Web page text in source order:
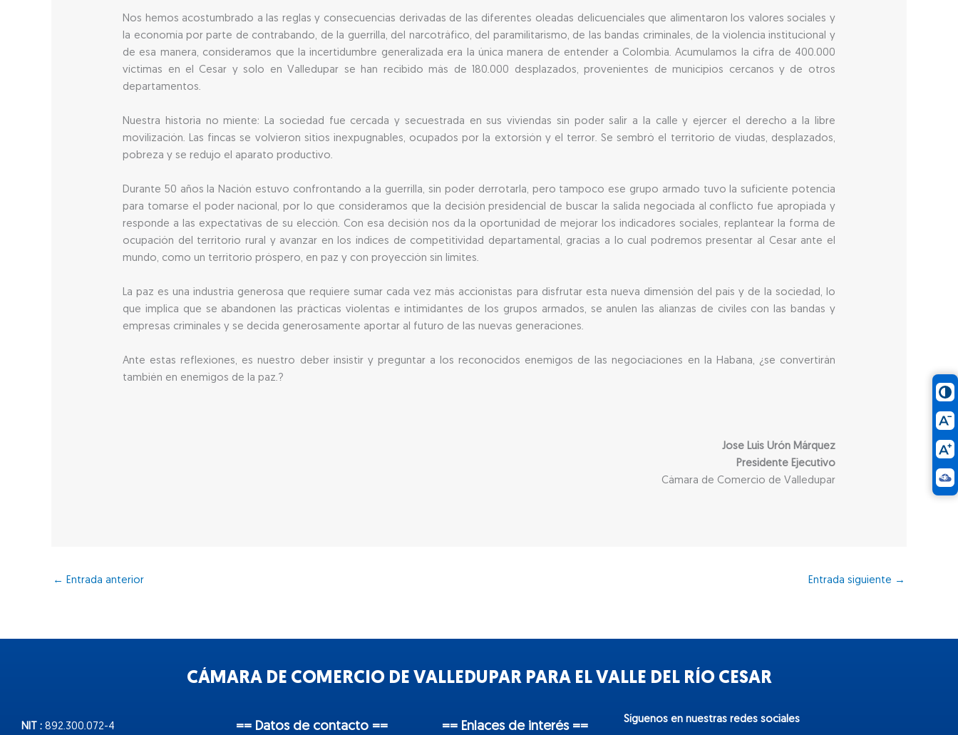
Nos hemos acostumbrado a las reglas y consecuencias derivadas de las diferentes oleadas delicuenciales que alimentaron los valores sociales y
la economía por parte de contrabando, de la guerrilla, del narcotráfico, del paramilitarismo, de las bandas criminales, de la violencia institucional y
de esa manera, consideramos que la incertidumbre generalizada era la única manera de entender a Colombia. Acumulamos la cifra de 400.000
víctimas en el Cesar y solo en Valledupar se han recibido más de 180.000 desplazados, provenientes de municipios cercanos y de otros
departamentos.
Nuestra historia no miente: La sociedad fue cercada y secuestrada en sus viviendas sin poder salir a la calle y ejercer el derecho a la libre
movilización. Las fincas se volvieron sitios inexpugnables, ocupados por la extorsión y el terror. Se sembró el territorio de viudas, desplazados,
pobreza y se redujo el aparato productivo.
Durante 50 años la Nación estuvo confrontando a la guerrilla, sin poder derrotarla, pero tampoco ese grupo armado tuvo la suficiente potencia
para tomarse el poder nacional, por lo que consideramos que la decisión presidencial de buscar la salida negociada al conflicto fue apropiada y
responde a las expectativas de su elección. Con esa decisión nos da la oportunidad de mejorar los indicadores sociales, replantear la forma de
ocupación del territorio rural y avanzar en los índices de competitividad departamental, gracias a lo cual podremos presentar al Cesar ante el
mundo, como un territorio próspero, en paz y con proyección sin límites.
La paz es una industria generosa que requiere sumar cada vez más accionistas para disfrutar esta nueva dimensión del país y de la sociedad, lo
que implica que se abandonen las prácticas violentas e intimidantes de los grupos armados, se anulen las alianzas de civiles con las bandas y
empresas criminales y se decida generosamente aportar al futuro de las nuevas generaciones.
Ante estas reflexiones, es nuestro deber insistir y preguntar a los reconocidos enemigos de las negociaciones en la Habana, ¿se convertirán
también en enemigos de la paz.?
Jose Luis Urón Márquez
Presidente Ejecutivo
Cámara de Comercio de Valledupar
← Entrada anterior Entrada siguiente →
CÁMARA DE COMERCIO DE VALLEDUPAR PARA EL VALLE DEL RÍO CESAR
NIT : 892.300.072-4 == Datos de contacto == == Enlaces de interés ==
Síguenos en nuestras redes sociales